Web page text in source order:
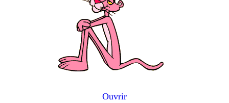
Ouvrir